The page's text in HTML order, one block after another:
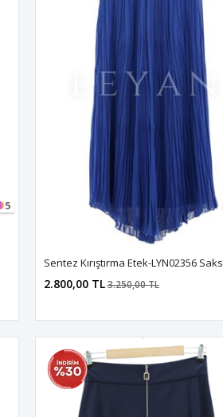
5
Sentez Kırıştırma Etek-LYN02356 Saks
2.800,00 TL3.250,00 TL